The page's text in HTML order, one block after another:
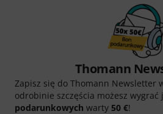
Thomann
Zapisz się do Thomann Newsletter
odrobinie szczęścia możesz wygrać
podarunkowych warty 50 €!